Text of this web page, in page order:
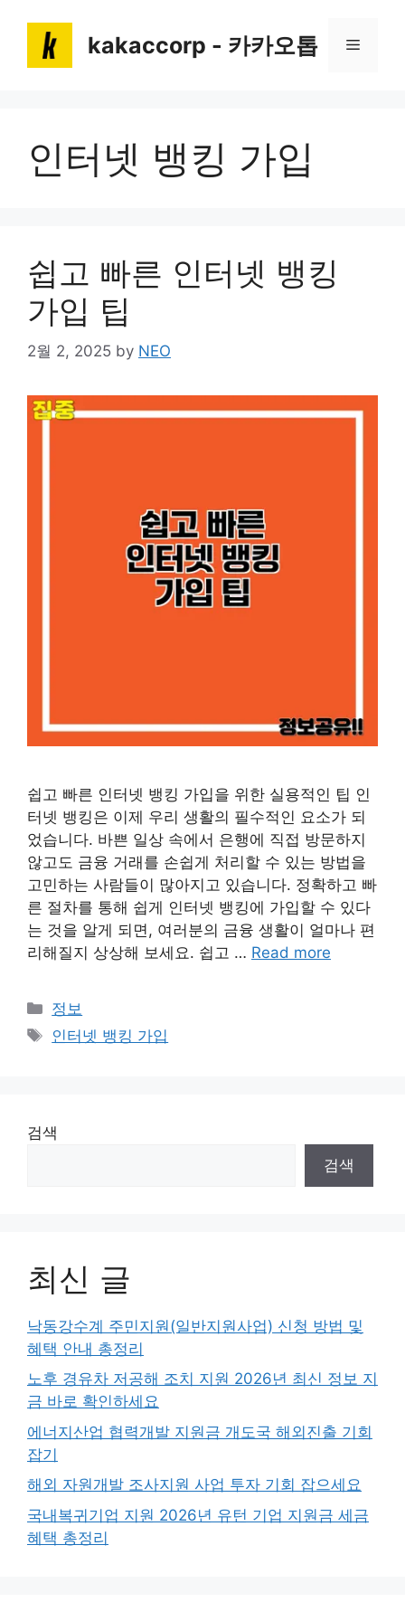
content
kakaccorp - 카카오톱 Menu
인터넷 뱅킹 가입
쉽고 빠른 인터넷 뱅킹
가입 팁
2월 2, 2025 by NEO
쉽고 빠른 인터넷 뱅킹 가입을 위한 실용적인 팁 인
터넷 뱅킹은 이제 우리 생활의 필수적인 요소가 되
었습니다. 바쁜 일상 속에서 은행에 직접 방문하지
않고도 금융 거래를 손쉽게 처리할 수 있는 방법을
고민하는 사람들이 많아지고 있습니다. 정확하고 빠
른 절차를 통해 쉽게 인터넷 뱅킹에 가입할 수 있다
는 것을 알게 되면, 여러분의 금융 생활이 얼마나 편
리해질지 상상해 보세요. 쉽고 … Read more
Categories
정보
Tags
인터넷 뱅킹 가입
검색
검색
최신 글
낙동강수계 주민지원(일반지원사업) 신청 방법 및
혜택 안내 총정리
노후 경유차 저공해 조치 지원 2026년 최신 정보 지
금 바로 확인하세요
에너지산업 협력개발 지원금 개도국 해외진출 기회
잡기
해외 자원개발 조사지원 사업 투자 기회 잡으세요
국내복귀기업 지원 2026년 유턴 기업 지원금 세금
혜택 총정리